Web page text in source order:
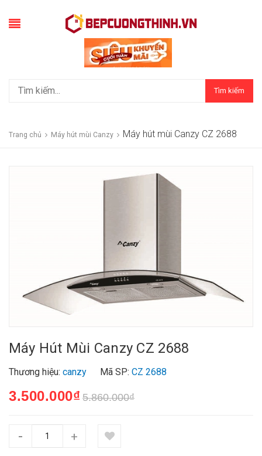
Tìm kiếm
Trang chủ Máy hút mùi Canzy Máy hút mùi Canzy CZ 2688
Máy Hút Mùi Canzy CZ 2688
Thương hiệu: canzy Mã SP: CZ 2688
3.500.000₫ 5.860.000₫
- +